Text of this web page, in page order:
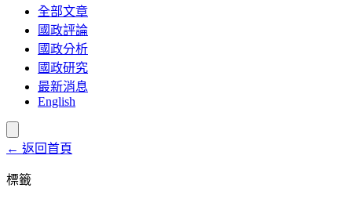
全部文章
國政評論
國政分析
國政研究
最新消息
English
← 返回首頁
標籤